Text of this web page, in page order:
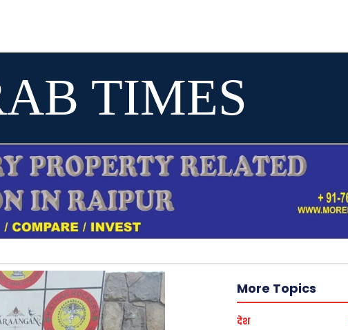
TIMES
More Topics
देश